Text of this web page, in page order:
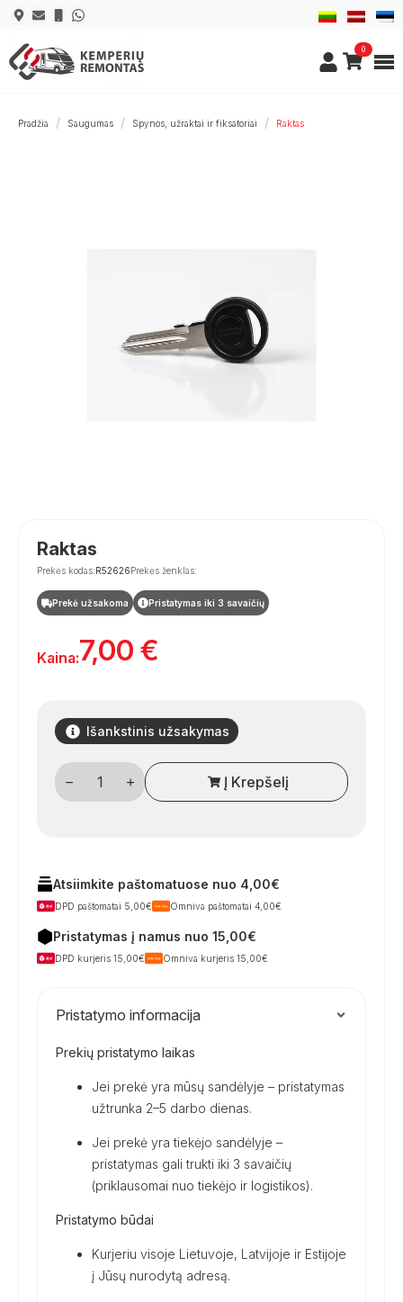
0
Pradžia Saugumas Spynos, užraktai ir fiksatoriai Raktas
Raktas
Prekės kodas:R52626Prekės ženklas:
Prekė užsakoma Pristatymas iki 3 savaičių
Kaina:7,00 €
Išankstinis užsakymas
produkto
kiekis:
Raktas
Į Krepšelį
Atsiimkite paštomatuose nuo 4,00€
DPD paštomatai 5,00€ Omniva paštomatai 4,00€
Pristatymas į namus nuo 15,00€
DPD kurjeris 15,00€ Omniva kurjeris 15,00€
Pristatymo informacija
Prekių pristatymo laikas
Jei prekė yra mūsų sandėlyje – pristatymas
užtrunka 2–5 darbo dienas.
Jei prekė yra tiekėjo sandėlyje –
pristatymas gali trukti iki 3 savaičių
(priklausomai nuo tiekėjo ir logistikos).
Pristatymo būdai
Kurjeriu visoje Lietuvoje, Latvijoje ir Estijoje
į Jūsų nurodytą adresą.